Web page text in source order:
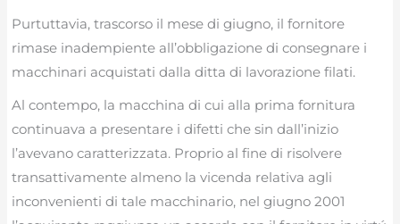
Purtuttavia, trascorso il mese di giugno, il fornitore
rimase inadempiente all’obbligazione di consegnare i
macchinari acquistati dalla ditta di lavorazione filati.
Al contempo, la macchina di cui alla prima fornitura
continuava a presentare i difetti che sin dall’inizio
l’avevano caratterizzata. Proprio al fine di risolvere
transattivamente almeno la vicenda relativa agli
inconvenienti di tale macchinario, nel giugno 2001